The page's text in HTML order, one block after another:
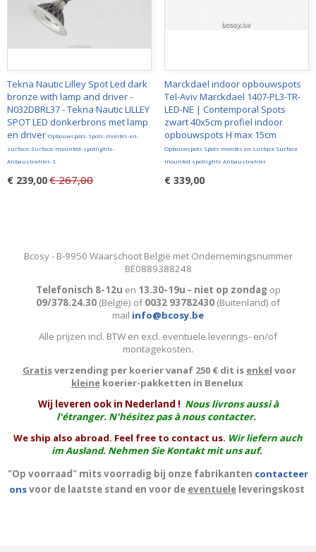
Tekna Nautic Lilley Spot Led dark
bronze with lamp and driver -
N032DBRL37 - Tekna Nautic LILLEY
SPOT LED donkerbrons met lamp
en driver Opbouwspots-Spots-montés-en-
surface-Surface-mounted-spotlights-
Anbaustrahler-S
€ 239,00€ 267,00
Marckdael indoor opbouwspots
Tel-Aviv Marckdael 1407-PL3-TR-
LED-NE | Contemporal Spots
zwart 40x5cm profiel indoor
opbouwspots H max 15cm
Opbouwspots Spots montés en surface Surface
mounted spotlights Anbaustrahler
€ 339,00
Bcosy - B-9950 Waarschoot België met Ondernemingsnummer
BE0889388248
Telefonisch 8-12u en 13.30-19u - niet op zondag op
09/378.24.30 (België) of0032 93782430 (Buitenland) of
mail info@bcosy.be
Alle prijzen incl. BTW en excl. eventuele leverings- en/of
montagekosten.
Gratisverzending per koerier vanaf 250 € dit is enkel voor
kleinekoerier-pakketten in Benelux
Wij leveren ook in Nederland ! Nous livrons aussi à
l'étranger. N'hésitez pas à nous contacter.
We ship also abroad. Feel free to contact us. Wir liefern auch
im Ausland. Nehmen Sie Kontakt mit uns auf.
"Op voorraad" mits voorradig bij onze fabrikanten contacteer
onsvoor de laatste stand en voor de eventueleleveringskost